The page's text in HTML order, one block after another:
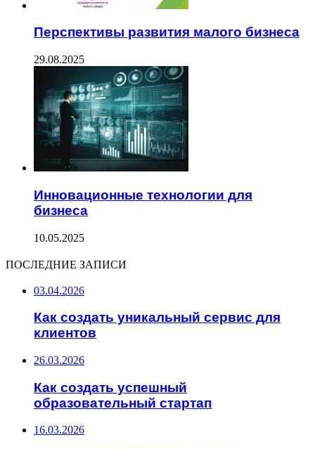
Перспективы развития малого бизнеса
29.08.2025
Инновационные технологии для
бизнеса
10.05.2025
ПОСЛЕДНИЕ ЗАПИСИ
03.04.2026
Как создать уникальный сервис для
клиентов
26.03.2026
Как создать успешный
образовательный стартап
16.03.2026